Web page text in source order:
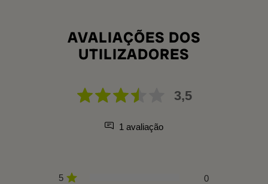
AVALIAÇÕES DOS
UTILIZADORES
3,5
1 avaliação
5
0